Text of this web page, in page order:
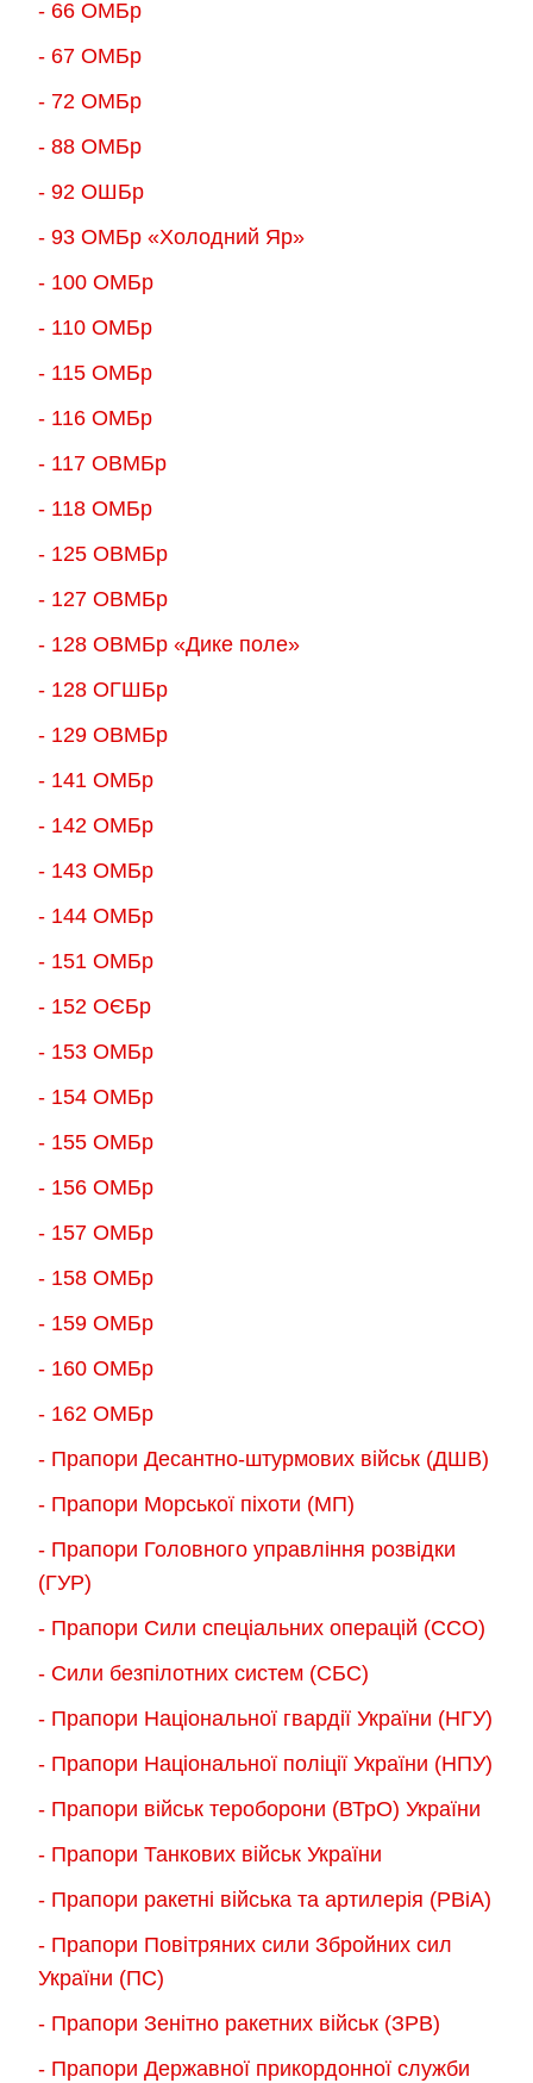
- 66 ОМБр
- 67 ОМБр
- 72 ОМБр
- 88 ОМБр
- 92 ОШБр
- 93 ОМБр «Холодний Яр»
- 100 ОМБр
- 110 ОМБр
- 115 ОМБр
- 116 ОМБр
- 117 ОВМБр
- 118 ОМБр
- 125 ОВМБр
- 127 ОВМБр
- 128 ОВМБр «Дике поле»
- 128 ОГШБр
- 129 ОВМБр
- 141 ОМБр
- 142 ОМБр
- 143 ОМБр
- 144 ОМБр
- 151 ОМБр
- 152 ОЄБр
- 153 ОМБр
- 154 ОМБр
- 155 ОMБр
- 156 ОMБр
- 157 ОМБр
- 158 ОМБр
- 159 ОМБр
- 160 ОМБр
- 162 ОМБр
- Прапори Десантно-штурмових військ (ДШВ)
- Прапори Морської піхоти (МП)
- Прапори Головного управління розвідки
(ГУР)
- Прапори Сили спеціальних операцій (ССО)
- Сили безпілотних систем (СБС)
- Прапори Національної гвардії України (НГУ)
- Прапори Національної поліції України (НПУ)
- Прапори військ тероборони (ВТрО) України
- Прапори Танкових військ України
- Прапори ракетні війська та артилерія (РВіА)
- Прапори Повітряних сили Збройних сил
України (ПС)
- Прапори Зенітно ракетних військ (ЗРВ)
- Прапори Державної прикордонної служби